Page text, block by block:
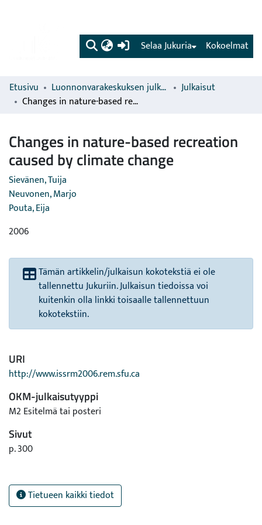
(current) Kokoelmat
Selaa Jukuria
Etusivu Luonnonvarakeskuksen julkaisut
Julkaisut
Changes in nature-based recreation caused by climate change
Changes in nature-based recreation
caused by climate change
Sievänen, Tuija
Neuvonen, Marjo
Pouta, Eija
2006
Tämän artikkelin/julkaisun kokotekstiä ei ole
tallennettu Jukuriin. Julkaisun tiedoissa voi
kuitenkin olla linkki toisaalle tallennettuun
kokotekstiin.
URI
http://www.issrm2006.rem.sfu.ca
OKM-julkaisutyyppi
M2 Esitelmä tai posteri
Sivut
p. 300
Tietueen kaikki tiedot